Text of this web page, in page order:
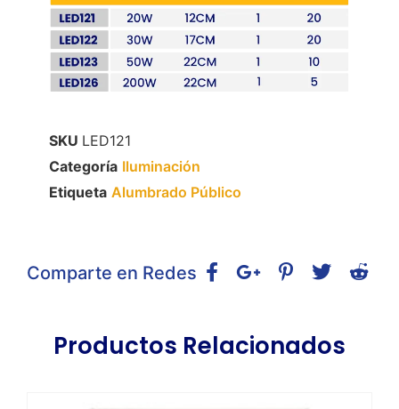
SKU LED121
Categoría Iluminación
Etiqueta Alumbrado Público
Comparte en Redes
Productos Relacionados